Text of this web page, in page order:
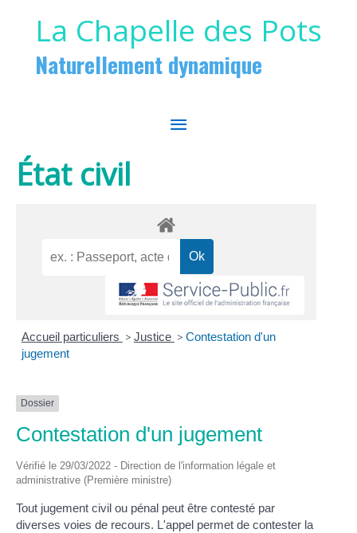
La Chapelle des Pots
Naturellement dynamique
MENU
État civil
Accueil particuliers > Justice > Contestation d'un
jugement
Dossier
Contestation d'un jugement
Vérifié le 29/03/2022 - Direction de l'information légale et
administrative (Première ministre)
Tout jugement civil ou pénal peut être contesté par
diverses voies de recours. L'appel permet de contester la